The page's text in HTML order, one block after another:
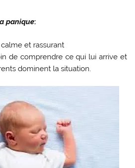
panique:
et rassurant
de comprendre ce qui lui arrive et
dominent la situation.